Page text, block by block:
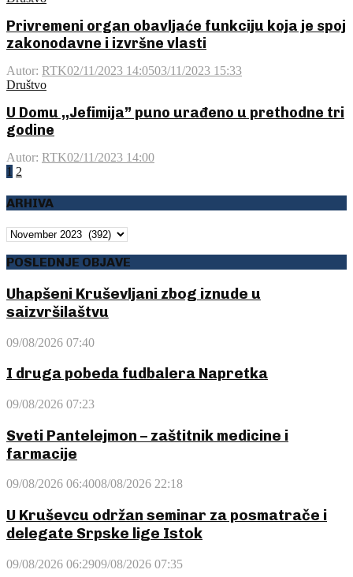
Privremeni organ obavljaće funkciju koja je spoj
zakonodavne i izvršne vlasti
Autor: RTK02/11/2023 14:0503/11/2023 15:33
Društvo
U Domu ,,Jefimija” puno urađeno u prethodne tri
godine
Autor: RTK02/11/2023 14:00
Posts
pagination
1 2
ARHIVA
ARHIVA
POSLEDNJE OBJAVE
Uhapšeni Kruševljani zbog iznude u
saizvršilaštvu
09/08/2026 07:40
I druga pobeda fudbalera Napretka
09/08/2026 07:23
Sveti Pantelejmon – zaštitnik medicine i
farmacije
09/08/2026 06:4008/08/2026 22:18
U Kruševcu održan seminar za posmatrače i
delegate Srpske lige Istok
09/08/2026 06:2909/08/2026 07:35